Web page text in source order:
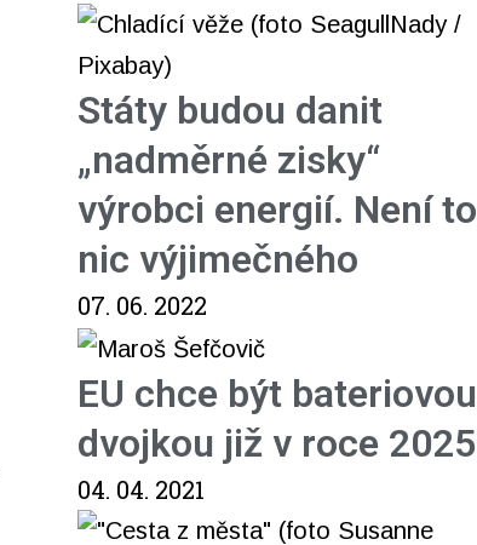
Státy budou danit
„nadměrné zisky“
výrobci energií. Není to
nic výjimečného
07. 06. 2022
EU chce být bateriovou
dvojkou již v roce 2025
04. 04. 2021